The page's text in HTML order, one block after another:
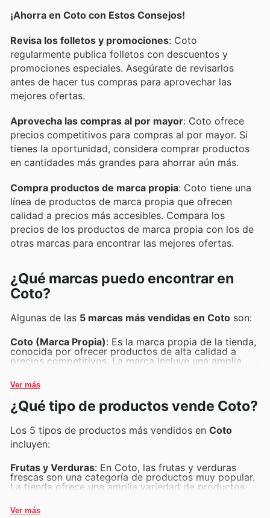
¡Ahorra en Coto con Estos Consejos!
Revisa los folletos y promociones: Coto
regularmente publica folletos con descuentos y
promociones especiales. Asegúrate de revisarlos
antes de hacer tus compras para aprovechar las
mejores ofertas.
Aprovecha las compras al por mayor: Coto ofrece
precios competitivos para compras al por mayor. Si
tienes la oportunidad, considera comprar productos
en cantidades más grandes para ahorrar aún más.
Compra productos de marca propia: Coto tiene una
línea de productos de marca propia que ofrecen
calidad a precios más accesibles. Compara los
precios de los productos de marca propia con los de
otras marcas para encontrar las mejores ofertas.
¿Qué marcas puedo encontrar en
Coto?
Algunas de las 5 marcas más vendidas en Coto son:
Coto (Marca Propia): Es la marca propia de la tienda,
conocida por ofrecer productos de alta calidad a
precios competitivos. La marca incluye una amplia
productos de limpieza y cuidado personal,
proporcionando una excelente relación calidad-
precio.
Coca-Cola : Es una de las marcas más populares en
una variedad de opciones como Coca-Cola clásica,
Coca-Cola Light y Coca-Cola Zero, esta marca es un
favorito entre los consumidores para acompañar sus
Arcor: Es una marca líder en confites y golosinas que
se encuentra frecuentemente en Coto. Con productos
como caramelos, chocolates y galletitas, Arcor es
clientes de todas las edades.
La Serenísima
Ver más
¿Qué tipo de productos vende Coto?
Los 5 tipos de productos más vendidos en Coto
incluyen:
Frutas y Verduras: En Coto, las frutas y verduras
frescas son una categoría de productos muy popular.
La tienda ofrece una amplia variedad de productos
precios competitivos. Este tipo de productos es
fundamental para los clientes que buscan opciones
Ver más